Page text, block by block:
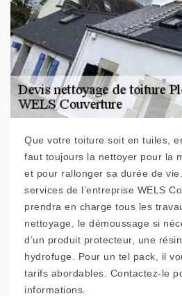
Que votre toiture soit en tuiles,
faut toujours la nettoyer pour la
et pour rallonger sa durée de
services de l’entreprise WELS
prendra en charge tous les
nettoyage, le démoussage si
d’un produit protecteur, une
hydrofuge. Pour un tel pack, il
tarifs abordables. Contactez-le
informations.